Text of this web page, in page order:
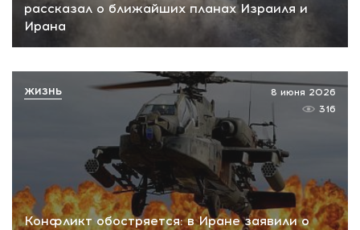
рассказал о ближайших планах Израиля и
Ирана
Конфликт обостряется: в Иране заявили о
8 июня 2026
316
ЖИЗНЬ